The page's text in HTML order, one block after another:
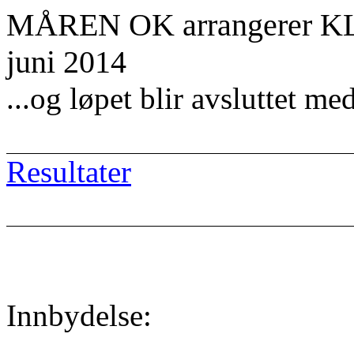
MÅREN OK arrangerer
juni 2014
...og løpet blir avsluttet
Resultater
Innbydelse: